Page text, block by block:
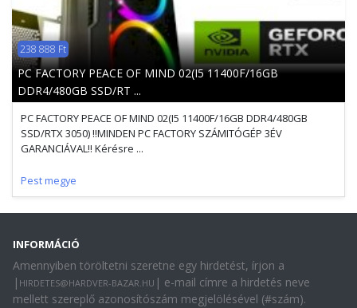
238 888 Ft
PC FACTORY PEACE OF MIND 02(I5 11400F/16GB
DDR4/480GB SSD/RT ...
PC FACTORY PEACE OF MIND 02(I5 11400F/16GB DDR4/480GB
SSD/RTX 3050) !!MINDEN PC FACTORY SZÁMITÓGÉP 3ÉV
GARANCIÁVAL!! Kérésre ...
Pest megye
INFORMÁCIÓ
Amennyiben töröltetni szeretne egy hirdetést, írjon a
| HIRDETES@HARDVER-BAZAR.HU | e-mail címre a hirdetés neve
mellett szereplő azonosítószám megjelölésével (#szám).